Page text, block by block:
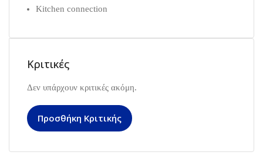
Kitchen connection
Κριτικές
Δεν υπάρχουν κριτικές ακόμη.
Προσθήκη Κριτικής